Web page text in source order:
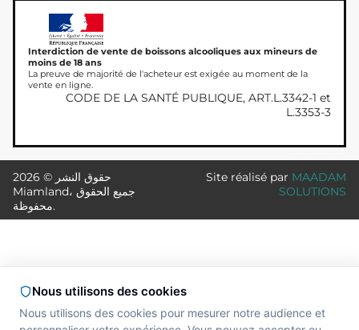
Interdiction de vente de boissons alcooliques aux mineurs de
moins de 18 ans
La preuve de majorité de l'acheteur est exigée au moment de la
vente en ligne.
CODE DE LA SANTÉ PUBLIQUE, ART.L.3342-1 et
L.3353-3
حقوق النشر © 2026
Miamland، جميع الحقوق
محفوظة.
Site réalisé par MAADAM
SOLUTIONS
Nous utilisons des cookies
Nous utilisons des cookies pour mesurer notre audience et